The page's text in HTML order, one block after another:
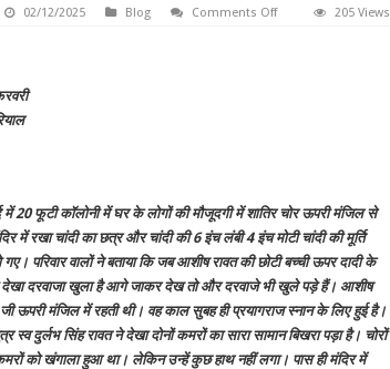
02/12/2025 Blog Comments Offon
मूर्ति
और
छात्र
पर
हाथ
साफ
205 Views
में 20 फूटी कॉलोनी में घर के लोगों की मौजूदगी में शातिर चोर ऊपरी मंजिल से
में रखा चांदी का छत्र और चांदी की 6 इंच लंबी 4 इंच मोटी चांदी की मूर्ति
परिवार वालों ने बताया कि जब आशीष रावत की छोटी बच्ची ऊपर दादी के
देखा दरवाजा खुला है आगे जाकर देख तो और दरवाजे भी खुले पड़े हैं। आशीष
जी ऊपरी मंजिल में रहती थी। वह काल सुबह ही प्रयागराज स्नान के लिए हुई है।
स्व दुर्लभ सिंह रावत ने देखा दोनों कमरों का सारा सामान बिखरा पड़ा है। चोरों
को खंगाला हुआ था। लेकिन उन्हें कुछ हाथ नहीं लगा। पास ही मंदिर में